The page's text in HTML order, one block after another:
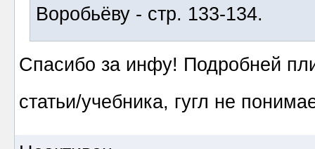
Воробьёву - стр. 133-134.
Спасибо за инфу! Подробней
статьи/учебника, гугл не